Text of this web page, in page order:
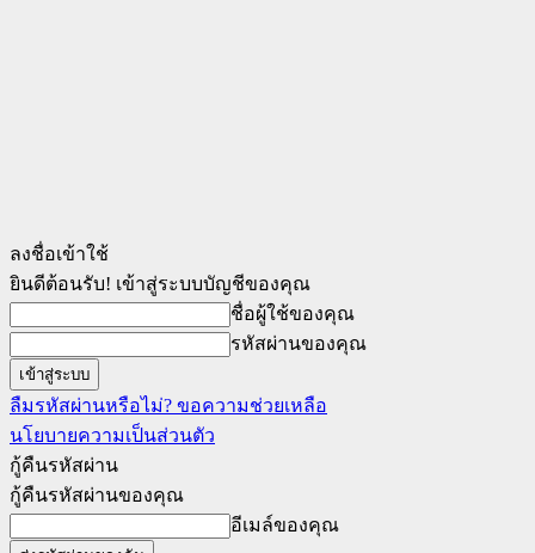
ลงชื่อเข้าใช้
ยินดีต้อนรับ! เข้าสู่ระบบบัญชีของคุณ
ชื่อผู้ใช้ของคุณ
รหัสผ่านของคุณ
ลืมรหัสผ่านหรือไม่? ขอความช่วยเหลือ
นโยบายความเป็นส่วนตัว
กู้คืนรหัสผ่าน
กู้คืนรหัสผ่านของคุณ
อีเมล์ของคุณ